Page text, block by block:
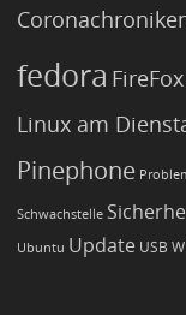
fedora FireFox
Linux am
Pinephone
Schwachstelle
Ubuntu Update USB